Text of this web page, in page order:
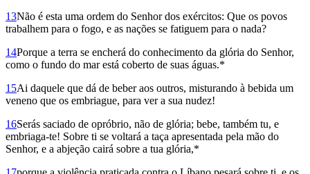
13Não é esta uma ordem do Senhor dos exércitos: Que os povos
trabalhem para o fogo, e as nações se fatiguem para o nada?
14Porque a terra se encherá do conhecimento da glória do Senhor,
como o fundo do mar está coberto de suas águas.*
15Ai daquele que dá de beber aos outros, misturando à bebida um
veneno que os embriague, para ver a sua nudez!
16Serás saciado de opróbrio, não de glória; bebe, também tu, e
embriaga-te! Sobre ti se voltará a taça apresentada pela mão do
Senhor, e a abjeção cairá sobre a tua glória,*